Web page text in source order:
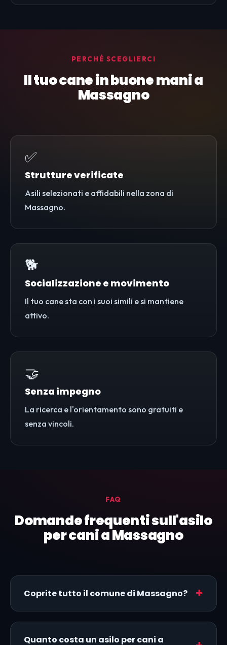
PERCHÉ SCEGLIERCI
Il tuo cane in buone mani a
Massagno
✅
Strutture verificate
Asili selezionati e affidabili nella zona di
Massagno.
🐕
Socializzazione e movimento
Il tuo cane sta con i suoi simili e si mantiene
attivo.
🤝
Senza impegno
La ricerca e l'orientamento sono gratuiti e
senza vincoli.
FAQ
Domande frequenti sull'asilo
per cani a Massagno
Coprite tutto il comune di Massagno?
Quanto costa un asilo per cani a